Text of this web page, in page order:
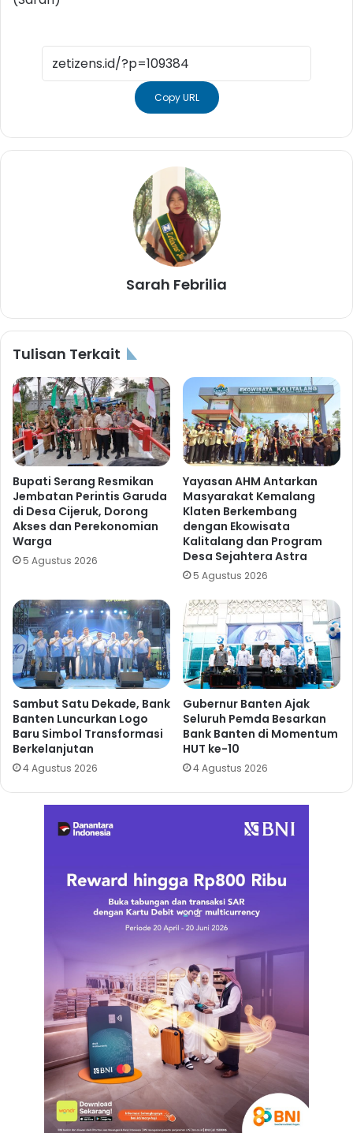
Copy URL
Sarah Febrilia
Tulisan Terkait
Bupati Serang Resmikan
Jembatan Perintis Garuda
di Desa Cijeruk, Dorong
Akses dan Perekonomian
Warga
5 Agustus 2026
Yayasan AHM Antarkan
Masyarakat Kemalang
Klaten Berkembang
dengan Ekowisata
Kalitalang dan Program
Desa Sejahtera Astra
5 Agustus 2026
Sambut Satu Dekade, Bank
Banten Luncurkan Logo
Baru Simbol Transformasi
Berkelanjutan
4 Agustus 2026
Gubernur Banten Ajak
Seluruh Pemda Besarkan
Bank Banten di Momentum
HUT ke-10
4 Agustus 2026